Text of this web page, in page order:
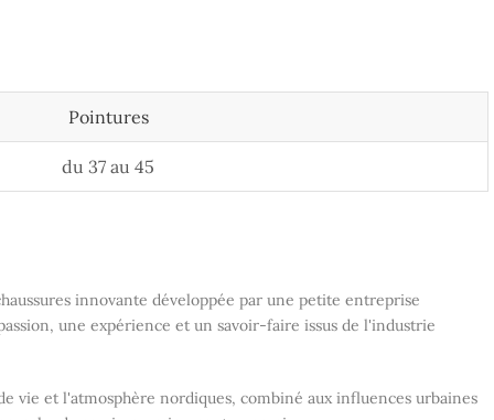
Pointures
du 37 au 45
innovante développée par une petite entreprise
une expérience et un savoir-faire issus de l'industrie
vie et l'atmosphère nordiques, combiné aux influences urbaines